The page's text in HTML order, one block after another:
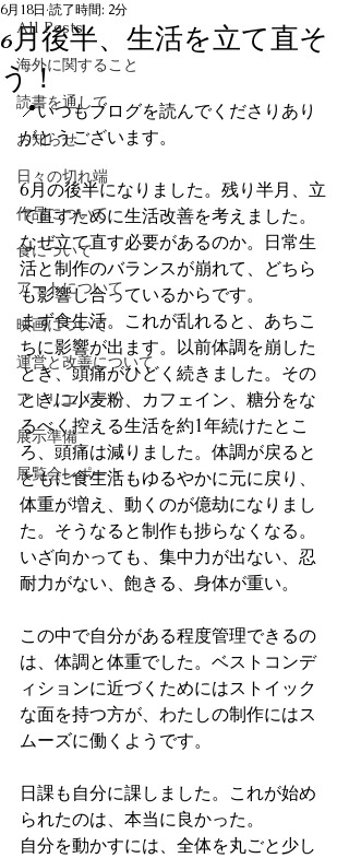
All Posts
海外に関すること
読書を通して
お知らせ
日々の切れ端
作品について
食について
アートについて
映画について
運営と改善について
アトリエノート
展示準備
展覧会レポート
6月後半、生活を立て直そ
う！
6月18日 読了時間: 2分
📍いつもブログを読んでくださりあり
がとうございます。
6月の後半になりました。残り半月、立
て直すために生活改善を考えました。
なぜ立て直す必要があるのか。日常生
活と制作のバランスが崩れて、どちら
も影響し合っているからです。
まず食生活。これが乱れると、あちこ
ちに影響が出ます。以前体調を崩した
とき、頭痛がひどく続きました。その
ときに小麦粉、カフェイン、糖分をな
るべく控える生活を約1年続けたとこ
ろ、頭痛は減りました。体調が戻ると
ともに食生活もゆるやかに元に戻り、
体重が増え、動くのが億劫になりまし
た。そうなると制作も捗らなくなる。
いざ向かっても、集中力が出ない、忍
耐力がない、飽きる、身体が重い。
この中で自分がある程度管理できるの
は、体調と体重でした。ベストコンデ
ィションに近づくためにはストイック
な面を持つ方が、わたしの制作にはス
ムーズに働くようです。
日課も自分に課しました。これが始め
られたのは、本当に良かった。
自分を動かすには、全体を丸ごと少し